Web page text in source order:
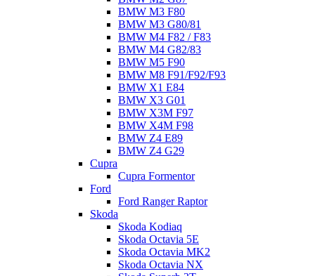
BMW M3 F80
BMW M3 G80/81
BMW M4 F82 / F83
BMW M4 G82/83
BMW M5 F90
BMW M8 F91/F92/F93
BMW X1 E84
BMW X3 G01
BMW X3M F97
BMW X4M F98
BMW Z4 E89
BMW Z4 G29
Cupra
Cupra Formentor
Ford
Ford Ranger Raptor
Skoda
Skoda Kodiaq
Skoda Octavia 5E
Skoda Octavia MK2
Skoda Octavia NX